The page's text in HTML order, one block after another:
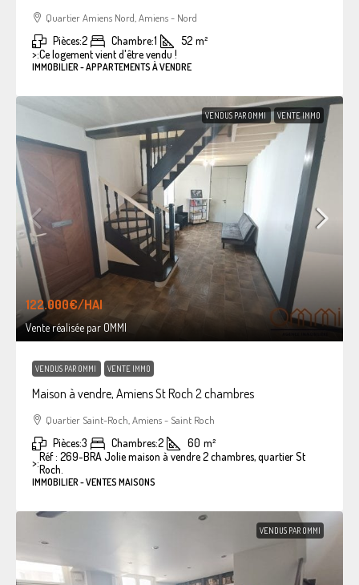
Quartier Amiens Nord, Amiens - Nord
Pièces:2 Chambre:1 52 m²
>:Ce logement vient d'être vendu !
IMMOBILIER - APPARTEMENTS À VENDRE
VENDUS PAR OMMI VENTE IMMO
122.000€/HAI
Vente réalisée par OMMI
VENDUS PAR OMMI VENTE IMMO
Maison à vendre, Amiens St Roch 2 chambres
Quartier Saint-Roch, Amiens - Saint Roch
Pièces:3 Chambres:2 60 m²
>:Réf : 269-BRA Jolie maison à vendre 2 chambres, quartier St
Roch.
IMMOBILIER - VENTES MAISONS
VENDUS PAR OMMI